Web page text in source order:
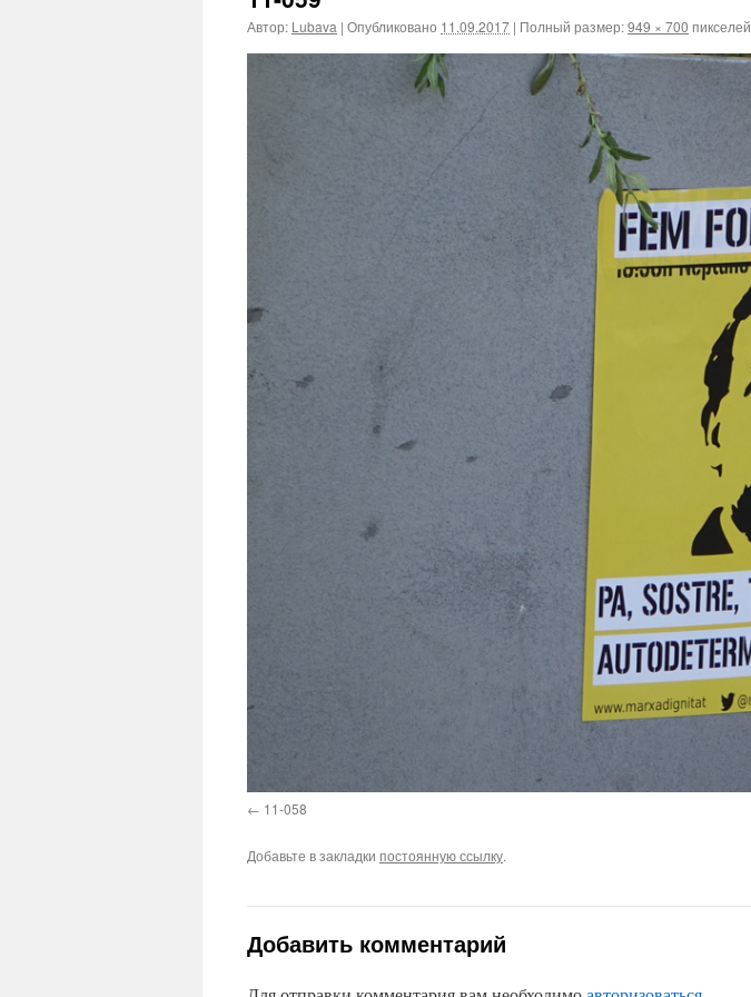
Автор: Lubava | Опубликовано 11.09.2017 | Полный размер:949 × 700 пикселей
11-058
Добавьте в закладки постоянную ссылку.
Добавить комментарий